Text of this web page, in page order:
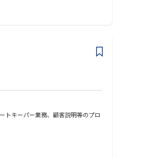
トキーパー業務、顧客説明等のプロ